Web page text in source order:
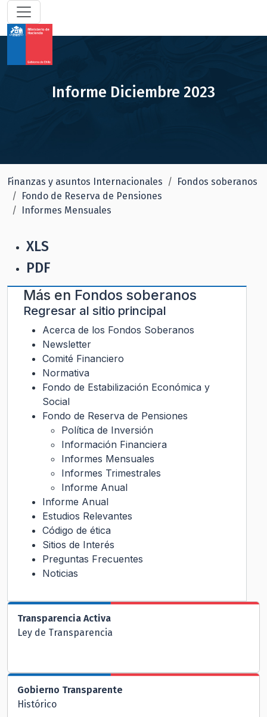
Informe Diciembre 2023
Finanzas y asuntos Internacionales
Fondos soberanos
Fondo de Reserva de Pensiones
Informes Mensuales
XLS
PDF
Más en Fondos soberanos
Regresar al sitio principal
Acerca de los Fondos Soberanos
Newsletter
Comité Financiero
Normativa
Fondo de Estabilización Económica y
Social
Fondo de Reserva de Pensiones
Política de Inversión
Información Financiera
Informes Mensuales
Informes Trimestrales
Informe Anual
Informe Anual
Estudios Relevantes
Código de ética
Sitios de Interés
Preguntas Frecuentes
Noticias
Transparencia Activa
Ley de Transparencia
Gobierno Transparente
Histórico